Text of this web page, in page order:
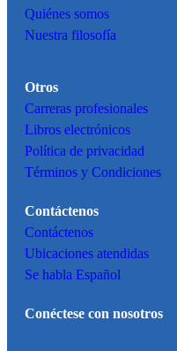
Quiénes somos
Nuestra filosofía
Otros
Carreras profesionales
Libros electrónicos
Política de privacidad
Términos y Condiciones
Contáctenos
Contáctenos
Ubicaciones atendidas
Se habla Español
Conéctese con nosotros